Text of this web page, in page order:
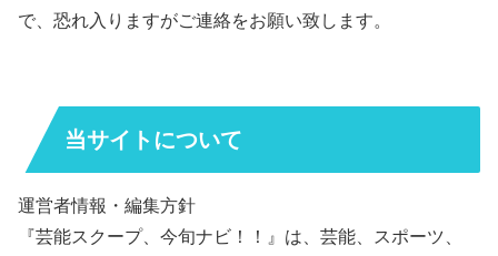
で、恐れ入りますがご連絡をお願い致します。
当サイトについて
運営者情報・編集方針
『芸能スクープ、今旬ナビ！！』は、芸能、スポーツ、